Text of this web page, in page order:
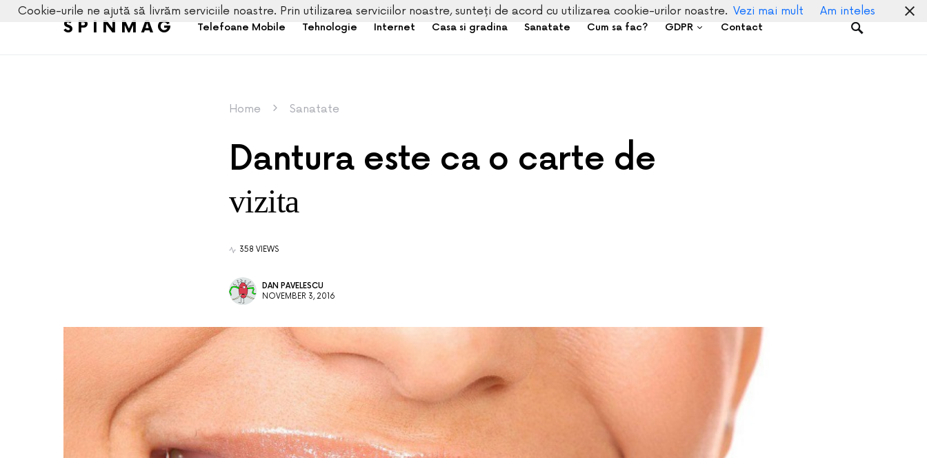
SPINMAG Telefoane Mobile Tehnologie Internet Casa si gradina Sanatate Cum sa fac? GDPR Contact
Home Sanatate
Dantura este ca o carte de
vizita
358 VIEWS
DAN PAVELESCU
NOVEMBER 3, 2016
Cookie-urile ne ajută să livrăm serviciile noastre. Prin utilizarea serviciilor noastre, sunteți de acord cu utilizarea cookie-urilor noastre. Vezi mai mult Am inteles